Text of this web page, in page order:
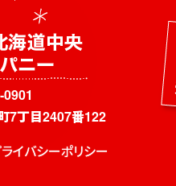
0901
7丁目2407番122
イバシーポリシー